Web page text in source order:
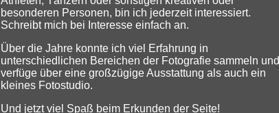
besonderen Personen, bin ich jederzeit interessiert.
Schreibt mich bei Interesse einfach an.
Über die Jahre konnte ich viel Erfahrung in
unterschiedlichen Bereichen der Fotografie sammeln und
verfüge über eine großzügige Ausstattung als auch ein
kleines Fotostudio.
Und jetzt viel Spaß beim Erkunden der Seite!